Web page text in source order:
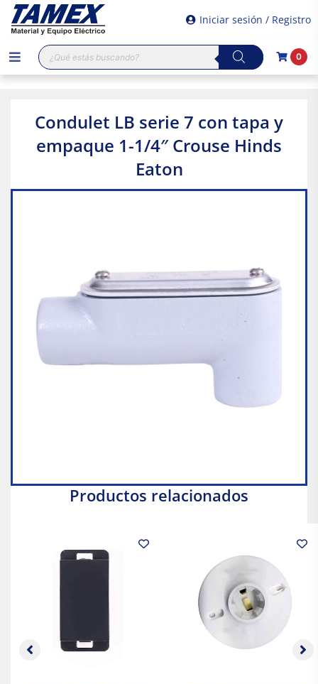
Iniciar sesión / Registro
Búsqueda
de
productos
0
Condulet LB serie 7 con tapa y
empaque 1-1/4″ Crouse Hinds
Eaton
Productos relacionados